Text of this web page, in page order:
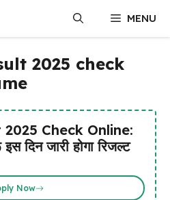
MENU
2025 check
Check Online:
दिन जारी होगा रिजल्ट
Now